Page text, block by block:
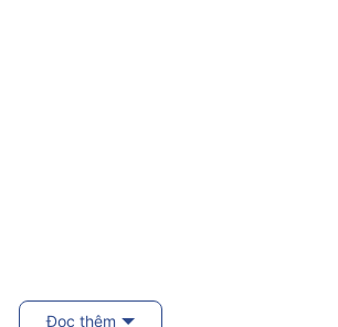
Đọc thêm